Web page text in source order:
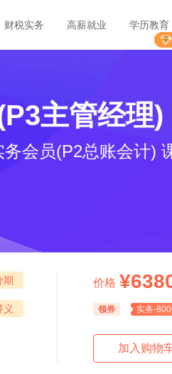
财税实务 高薪就业 学历教育
主管经理)
会员(P2总账会计)
期
义
价格
领券 实务-
加入购物